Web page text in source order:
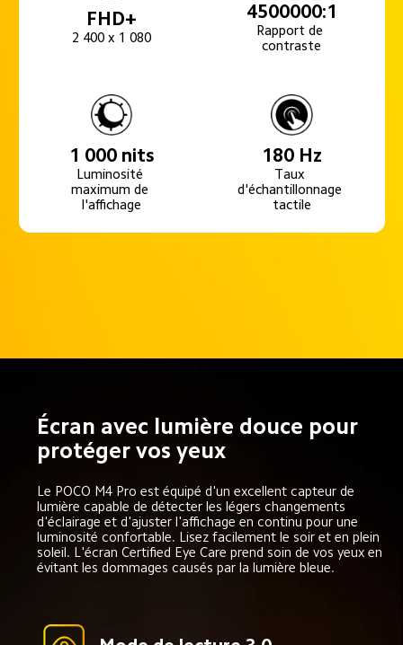
FHD+
2 400 x 1 080
4500000:1
Rapport de
contraste
1 000 nits
Luminosité
maximum de
l'affichage
180 Hz
Taux
d'échantillonnage
tactile
Écran avec lumière douce pour
protéger vos yeux
Le POCO M4 Pro est équipé d'un excellent capteur de
lumière capable de détecter les légers changements
d'éclairage et d'ajuster l'affichage en continu pour une
luminosité confortable. Lisez facilement le soir et en plein
soleil. L'écran Certified Eye Care prend soin de vos yeux en
évitant les dommages causés par la lumière bleue.